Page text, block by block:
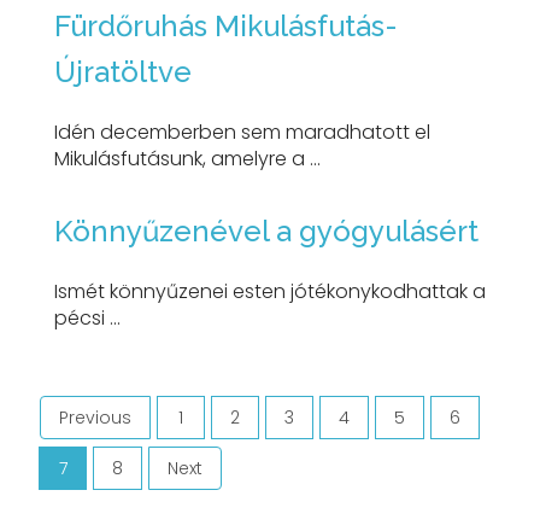
Fürdőruhás Mikulásfutás-
Újratöltve
Idén decemberben sem maradhatott el
Mikulásfutásunk, amelyre a ...
Könnyűzenével a gyógyulásért
Ismét könnyűzenei esten jótékonykodhattak a
pécsi ...
Previous 1 2 3 4 5 6
7
8 Next